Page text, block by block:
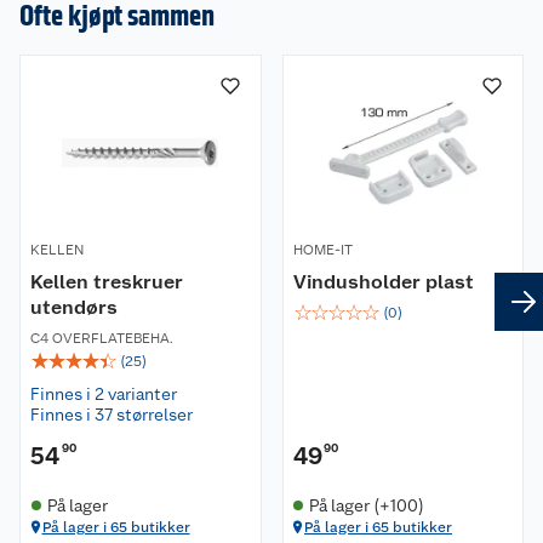
Ofte kjøpt sammen
KELLEN
Kellen treskruer
utendørs
C4 OVERFLATEBEHA.
☆☆☆☆☆ (25)
Finnes i 2 varianter
Finnes i 37 størrelser
5490
På lager
På lager i 65 butikker
HOME-IT
Vindusholder plast
☆☆☆☆☆ (0)
4990
På lager (+100)
På lager i 65 butikker